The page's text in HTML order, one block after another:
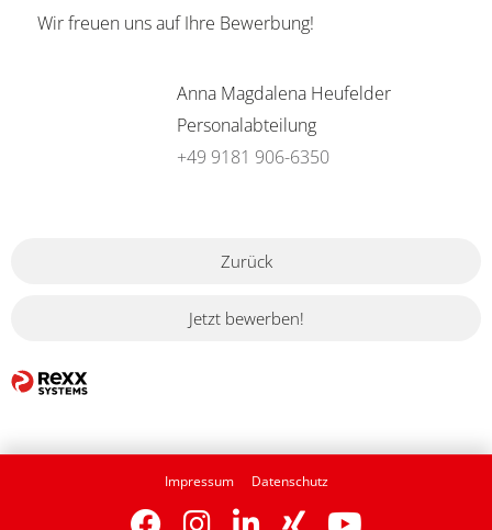
Wir freuen uns auf Ihre Bewerbung!
Anna Magdalena Heufelder
Personalabteilung
+49 9181 906-6350
Zurück
Jetzt bewerben!
Impressum Datenschutz